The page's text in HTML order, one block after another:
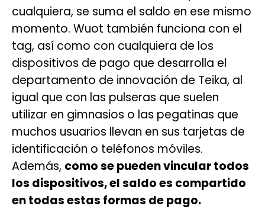
cualquiera, se suma el saldo en ese mismo
momento. Wuot también funciona con el
tag, así como con cualquiera de los
dispositivos de pago que desarrolla el
departamento de innovación de Teika, al
igual que con las pulseras que suelen
utilizar en gimnasios o las pegatinas que
muchos usuarios llevan en sus tarjetas de
identificación o teléfonos móviles.
Además, como se pueden vincular todos
los dispositivos, el saldo es compartido
en todas estas formas de pago.